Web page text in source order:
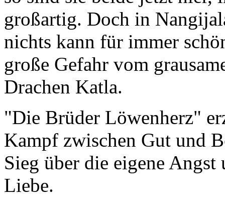
großartig. Doch in
nichts kann für immer
große Gefahr vom
Drachen Katla.
"Die Brüder Löwenherz"
Kampf zwischen Gut und
Sieg über die eigene
Liebe.